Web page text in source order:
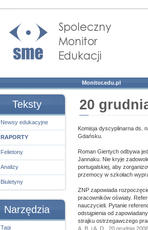
Społeczny Monitor
Edukacji
Monitor.edu.pl
Teksty
Newsy edukacyjne
RAPORTY
Felietony
Analizy
Biuletyny
Narzędzia
Tagi
20
Komisja dyscyplinarna ds.
Gdańsku.
Roman Giertych odbywa
Jannaku. Nie kryje
portugalskiej, aby
przemocy w szkołach
ZNP zapowiada
pracowników oświaty.
nauczycieli. Pytanie
odstąpienia od
strajku ostrzegawczego
A. B. i A. D., 20 grudnia 2006